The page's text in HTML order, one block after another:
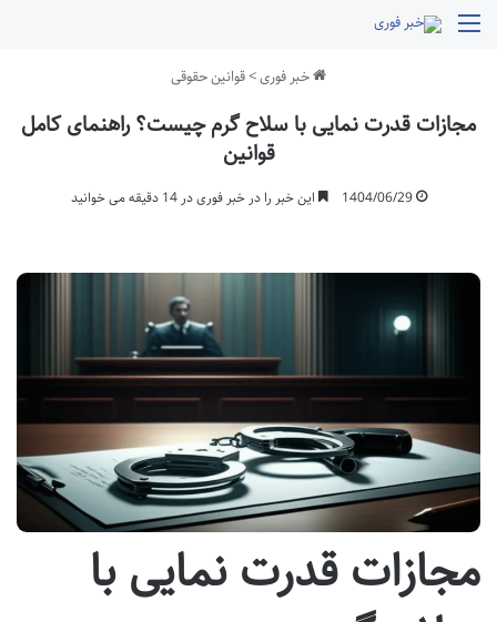
منو
خبر فوری>قوانین حقوقی
مجازات قدرت نمایی با سلاح گرم چیست؟ راهنمای کامل
قوانین
1404/06/29 این خبر را در خبر فوری در 14 دقیقه می خوانید
مجازات قدرت نمایی با